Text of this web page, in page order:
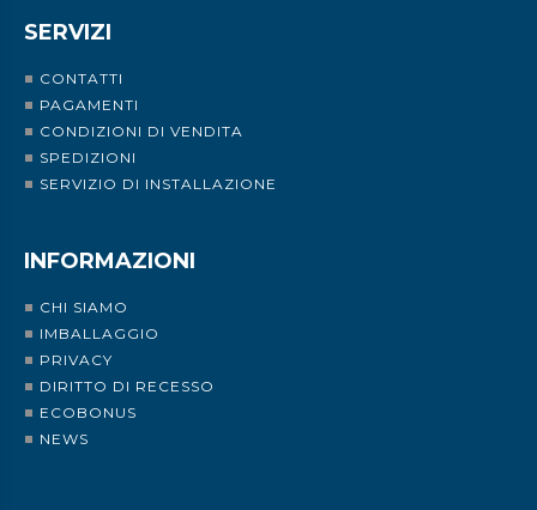
SERVIZI
CONTATTI
PAGAMENTI
CONDIZIONI DI VENDITA
SPEDIZIONI
SERVIZIO DI INSTALLAZIONE
INFORMAZIONI
CHI SIAMO
IMBALLAGGIO
PRIVACY
DIRITTO DI RECESSO
ECOBONUS
NEWS